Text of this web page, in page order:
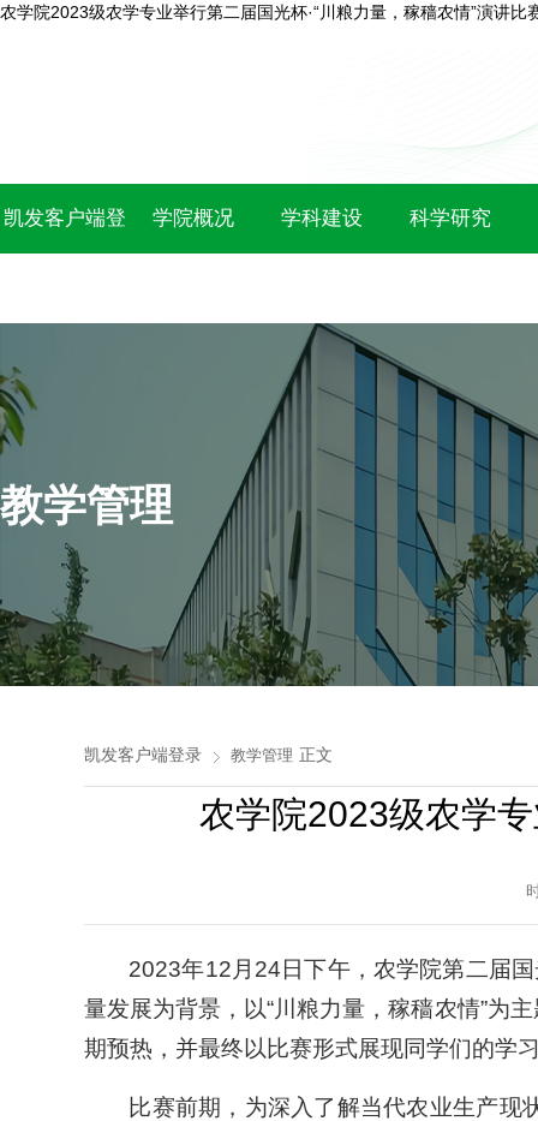
农学院2023级农学专业举行第二届国光杯·“川粮力量，稼穑农情”演讲比
凯发客户端登 学院概况 学科建设 科学研究
教学管理
凯发客户端登录 教学管理 正文
农学院2023级农学
2023年12月24日下午，农学院第二届
量发展为背景，以“川粮力量，稼穑农情”为
期预热，并最终以比赛形式展现同学们的学
比赛前期，为深入了解当代农业生产